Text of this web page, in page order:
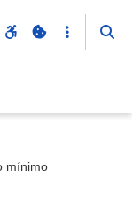
mínimo